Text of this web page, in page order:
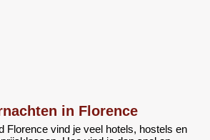
in Florence
Florence vind je veel hotels, hostels en